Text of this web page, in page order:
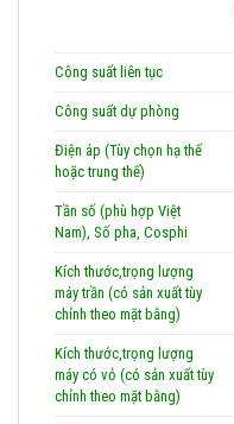
Công suất liên tục
Công suất dự phòng
Điện áp (Tùy chọn hạ thế
hoặc trung thế)
Tần số (phù hợp Việt
Nam), Số pha, Cosphi
Kích thước,trọng lượng
máy trần (có sản xuất tùy
chỉnh theo mặt bằng)
Kích thước,trọng lượng
máy có vỏ (có sản xuất tùy
chỉnh theo mặt bằng)